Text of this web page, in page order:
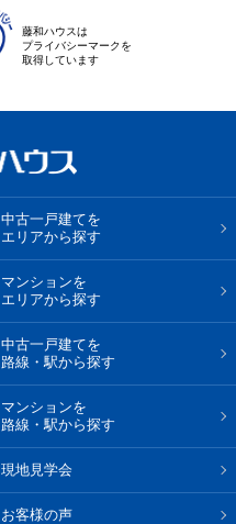
藤和ハウスは
プライバシーマークを
取得しています
中古一戸建てを
エリアから探す
マンションを
エリアから探す
中古一戸建てを
路線・駅から探す
マンションを
路線・駅から探す
現地見学会
お客様の声